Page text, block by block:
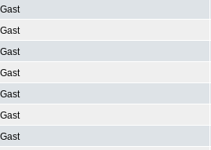
Gast
Gast
Gast
Gast
Gast
Gast
Gast